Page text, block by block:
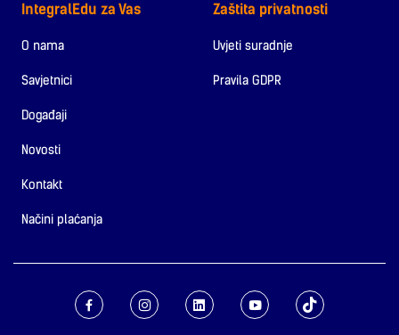
IntegralEdu za Vas
O nama
Savjetnici
Događaji
Novosti
Kontakt
Načini plaćanja
Zaštita privatnosti
Uvjeti suradnje
Pravila GDPR